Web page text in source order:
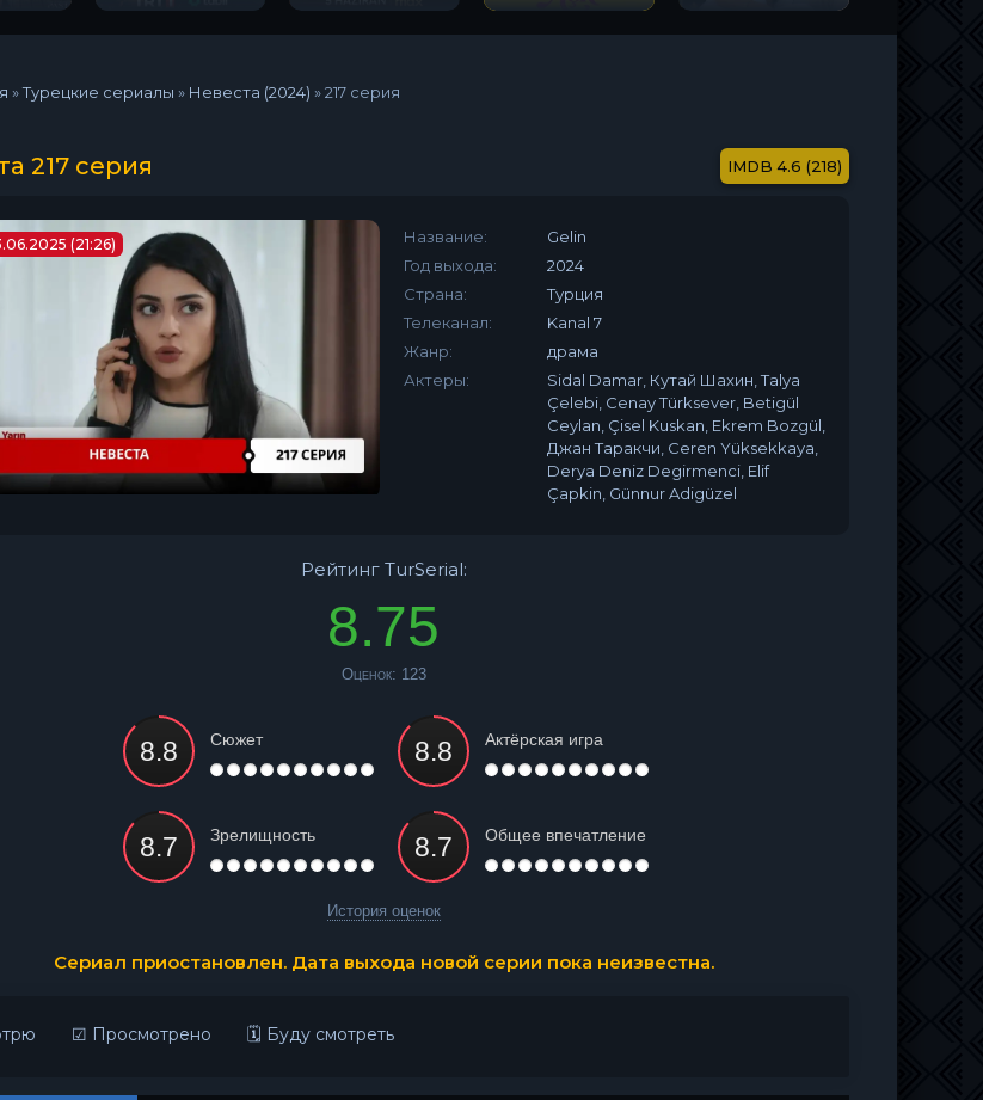
»Турецкие сериалы » Невеста (2024) »217 серия
217 серия 4.6 (218)
(21:26) Название:
Gelin
Год выхода:
2024
Страна:
Турция
Телеканал:
Kanal 7
Жанр:
драма
Актеры:
Sidal Damar, Кутай Шахин, Talya
Çelebi, Cenay Türksever, Betigül
Ceylan, Çisel Kuskan, Ekrem Bozgül,
Джан Таракчи, Ceren Yüksekkaya,
Derya Deniz Degirmenci, Elif
Çapkin, Günnur Adigüzel
Рейтинг TurSerial:
8.75
Оценок: 123
Сюжет Актёрская игра
Зрелищность Общее впечатление
История оценок
Сериал приостановлен. Дата выхода новой серии пока неизвестна.
☑ Просмотрено 🗓 Буду смотреть